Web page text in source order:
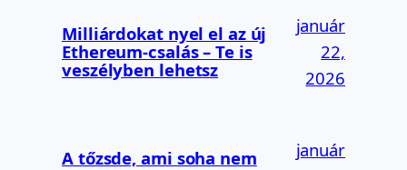
Milliárdokat nyel el az új
Ethereum-csalás – Te is
veszélyben lehetsz
január
22,
2026
A tőzsde, ami soha nem
január